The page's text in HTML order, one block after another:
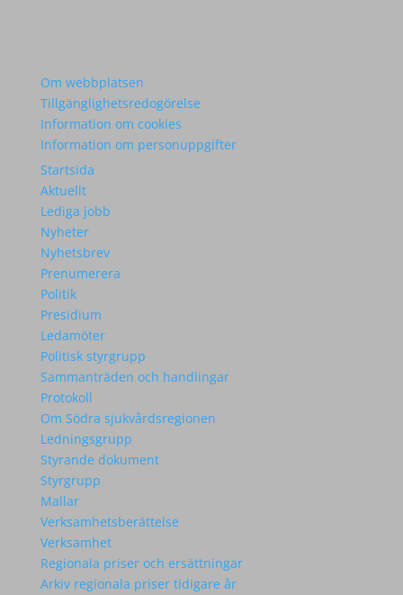
Om webbplatsen
Tillgänglighetsredogörelse
Information om cookies
Information om personuppgifter
Startsida
Aktuellt
Lediga jobb
Nyheter
Nyhetsbrev
Prenumerera
Politik
Presidium
Ledamöter
Politisk styrgrupp
Sammanträden och handlingar
Protokoll
Om Södra sjukvårdsregionen
Ledningsgrupp
Styrande dokument
Styrgrupp
Mallar
Verksamhetsberättelse
Verksamhet
Regionala priser och ersättningar
Arkiv regionala priser tidigare år